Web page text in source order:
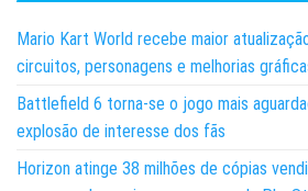
Mario Kart World recebe maior
circuitos, personagens e melhorias
Battlefield 6 torna-se o jogo mais
explosão de interesse dos fãs
Horizon atinge 38 milhões de cópias